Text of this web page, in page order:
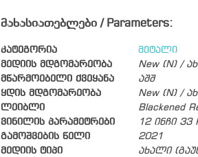
მახასიათებლები / Parameters:
კატეგორია
მეტალი
მედიის მდგომარეობა
New (N) /
მწარმოებელი ქვეყანა
აშშ
ყდის მდგომარეობა
New (N) /
ლეიბლი
Blackened
ვინილის პარამეტრები
12 ინჩი 33
გამოშვების წელი
2021
მედიის ტიპი
ახალი